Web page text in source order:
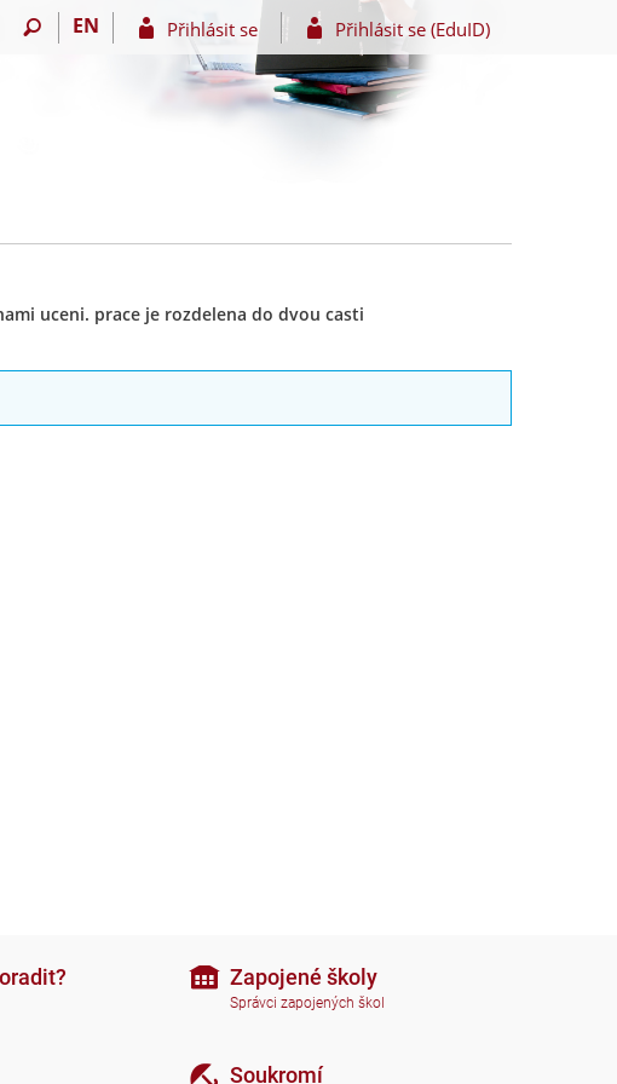
EN Přihlásit se Přihlásit se (EduID)
uceni. prace je rozdelena do dvou casti
Zapojené školy
Správci zapojených škol
Soukromí